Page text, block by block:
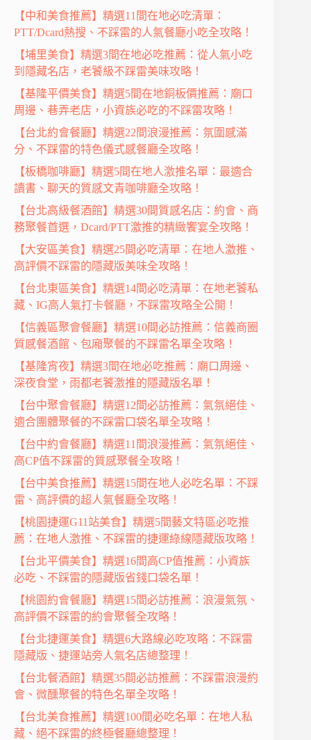
【中和美食推薦】精選11間在地必吃清單：
PTT/Dcard熱搜、不踩雷的人氣餐廳小吃全攻略！
【埔里美食】精選3間在地必吃推薦：從人氣小吃
到隱藏名店，老饕級不踩雷美味攻略！
【基隆平價美食】精選5間在地銅板價推薦：廟口
周邊、巷弄老店，小資族必吃的不踩雷攻略！
【台北約會餐廳】精選22間浪漫推薦：氛圍感滿
分、不踩雷的特色儀式感餐廳全攻略！
【板橋咖啡廳】精選5間在地人激推名單：最適合
讀書、聊天的質感文青咖啡廳全攻略！
【台北高級餐酒館】精選30間質感名店：約會、商
務聚餐首選，Dcard/PTT激推的精緻饗宴全攻略！
【大安區美食】精選25間必吃清單：在地人激推、
高評價不踩雷的隱藏版美味全攻略！
【台北東區美食】精選14間必吃清單：在地老饕私
藏、IG高人氣打卡餐廳，不踩雷攻略全公開！
【信義區聚會餐廳】精選10間必訪推薦：信義商圈
質感餐酒館、包廂聚餐的不踩雷名單全攻略！
【基隆宵夜】精選3間在地必吃推薦：廟口周邊、
深夜食堂，雨都老饕激推的隱藏版名單！
【台中聚會餐廳】精選12間必訪推薦：氣氛絕佳、
適合團體聚餐的不踩雷口袋名單全攻略！
【台中約會餐廳】精選11間浪漫推薦：氣氛絕佳、
高CP值不踩雷的質感聚餐全攻略！
【台中美食推薦】精選15間在地人必吃名單：不踩
雷、高評價的超人氣餐廳全攻略！
【桃園捷運G11站美食】精選5間藝文特區必吃推
薦：在地人激推、不踩雷的捷運綠線隱藏版攻略！
【台北平價美食】精選16間高CP值推薦：小資族
必吃、不踩雷的隱藏版省錢口袋名單！
【桃園約會餐廳】精選15間必訪推薦：浪漫氣氛、
高評價不踩雷的約會聚餐全攻略！
【台北捷運美食】精選6大路線必吃攻略：不踩雷
隱藏版、捷運站旁人氣名店總整理！
【台北餐酒館】精選35間必訪推薦：不踩雷浪漫約
會、微醺聚餐的特色名單全攻略！
【台北美食推薦】精選100間必吃名單：在地人私
藏、絕不踩雷的終極餐廳總整理！